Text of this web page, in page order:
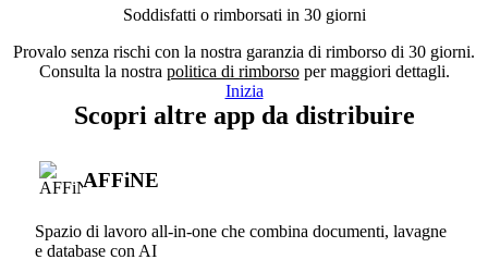
Soddisfatti o rimborsati in 30 giorni
Provalo senza rischi con la nostra garanzia di rimborso di 30 giorni.
Consulta la nostra politica di rimborsoper maggiori dettagli.
Inizia
Scopri altre app da distribuire
AFFiNE
Spazio di lavoro all-in-one che combina documenti, lavagne
e database con AI